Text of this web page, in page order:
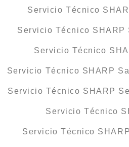
Servicio Técnico
Servicio Técnico SHARP
Servicio Técnico
Servicio Técnico SHARP
Servicio Técnico SHARP
Servicio Técnico
Servicio Técnico